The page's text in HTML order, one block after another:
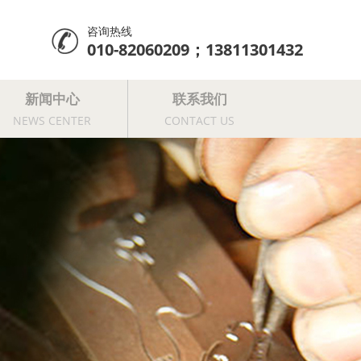
咨询热线
010-82060209；13811301432
新闻中心
NEWS CENTER
联系我们
CONTACT US